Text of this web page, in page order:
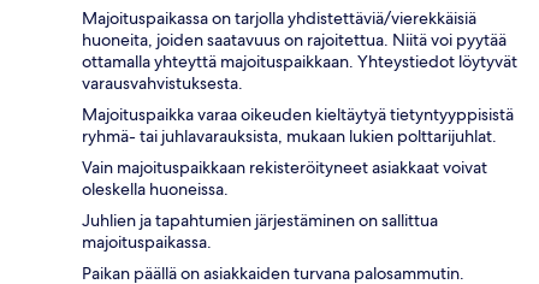
Majoituspaikassa on tarjolla yhdistettäviä/vierekkäisiä
huoneita, joiden saatavuus on rajoitettua. Niitä voi pyytää
ottamalla yhteyttä majoituspaikkaan. Yhteystiedot löytyvät
varausvahvistuksesta.
Majoituspaikka varaa oikeuden kieltäytyä tietyntyyppisistä
ryhmä- tai juhlavarauksista, mukaan lukien polttarijuhlat.
Vain majoituspaikkaan rekisteröityneet asiakkaat voivat
oleskella huoneissa.
Juhlien ja tapahtumien järjestäminen on sallittua
majoituspaikassa.
Paikan päällä on asiakkaiden turvana palosammutin.